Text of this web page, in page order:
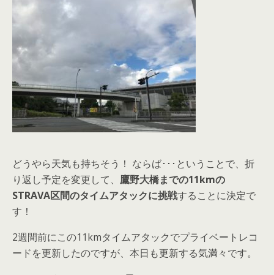
どうやら天気も持ちそう！ ならば･･･ということで、折
り返し予定を変更して、 鷹野大橋までの11kmの
STRAVA区間のタイムアタックに挑戦することに決定で
す！
2週間前にこの11kmタイムアタックでプライベートレコ
ードを更新したのですが、本日も更新する気満々です。